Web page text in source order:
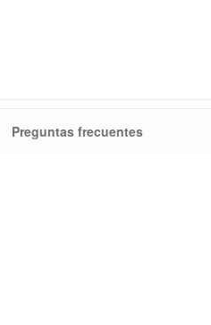
Preguntas frecuentes